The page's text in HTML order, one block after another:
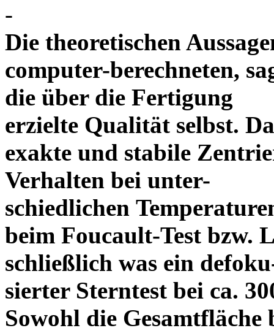
-
Die theoretischen
computer-berechneten,
die über die Fertigung
erzielte Qualität selbst.
exakte und stabile
Verhalten bei unter-
schiedlichen
beim Foucault-Test bzw.
schließlich was ein
sierter Sterntest bei ca.
Sowohl die